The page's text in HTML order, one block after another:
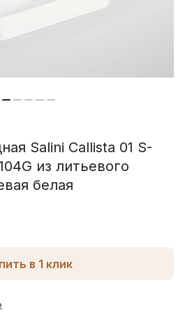
Salini Callista 01 S-
из литьевого
белая
в 1 клик